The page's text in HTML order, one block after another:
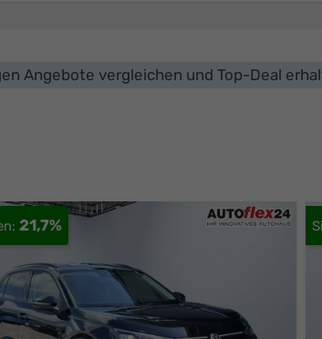
Angebote vergleichen und Top-Deal
21,7%